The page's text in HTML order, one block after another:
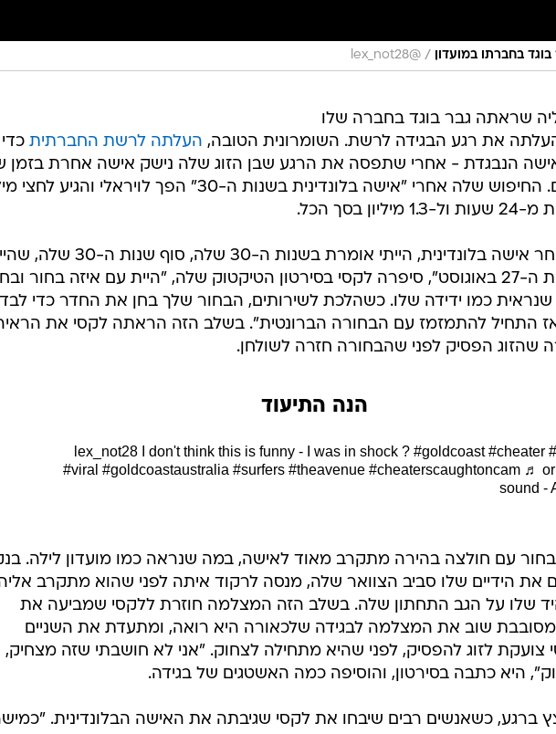
בחברתו במועדון /
@lex_not28
שראתה גבר בוגד בחברה שלו
העלתה את רגע הבגידה לרשת. השומרונית הטובה, העלתה לרשת החברתית כדי
הנבגדת - אחרי שתפסה את הרגע שבן הזוג שלה נישק אישה אחרת בזמן
הלכה לשירותים. החיפוש שלה אחרי "אישה בלונדינית בשנות ה-30" הפך לויראלי והגיע
בסך הכל.
"אני מחפשת אחר אישה בלונדינית, הייתי אומרת בשנות ה-30 שלה,
באווניו ביום שבת ה-27 באוגוסט", סיפרה לקסי בסירטון הטיקטוק שלה, "היית עם איזה בחור
שנראית כמו ידידה שלו. כשהלכת לשירותים, הבחור שלך בחן את החדר כדי
התחיל להתמזמז עם הבחורה הברונטית". בשלב הזה הראתה לקסי את
שהזוג הפסיק לפני שהבחורה חזרה לשולחן.
הנה התיעוד
I don't think this is funny - I was in shock ? #goldcoast #cheater
#viral #goldcoastaustralia #surfers #theavenue #cheaterscaughtoncam ♬
sound -
בחור עם חולצה בהירה מתקרב מאוד לאישה, במה שנראה כמו מועדון לילה.
את הידיים שלו סביב הצוואר שלה, מנסה לרקוד איתה לפני שהוא מתקרב
שלו על הגב התחתון שלה. בשלב הזה המצלמה חוזרת ללקסי שמביעה את
שוב את המצלמה לבגידה שלכאורה היא רואה, ומתעדת את השניים
צועקת לזוג להפסיק, לפני שהיא מתחילה לצחוק. "אני לא חושבתי שזה מצחיק,
היא כתבה בסירטון, והוסיפה כמה האשטגים של בגידה.
ברגע, כשאנשים רבים שיבחו את לקסי שגיבתה את האישה הבלונדינית.